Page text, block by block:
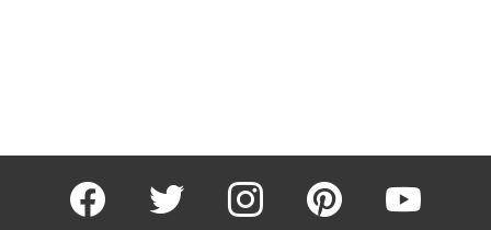
facebook twitter instagram pinterest youtube